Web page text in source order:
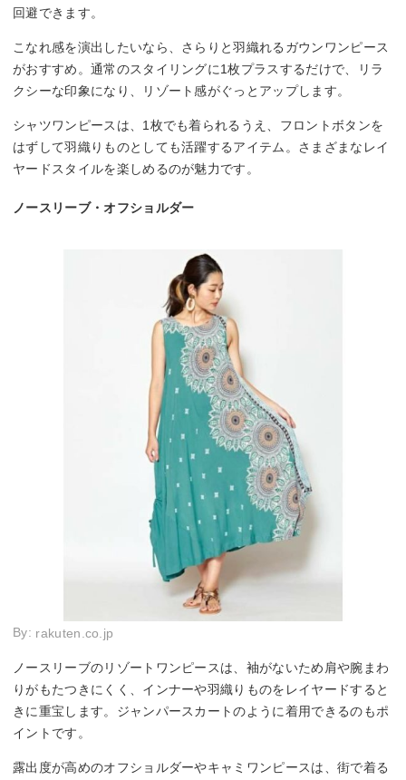
回避できます。
こなれ感を演出したいなら、さらりと羽織れるガウンワンピース
がおすすめ。通常のスタイリングに1枚プラスするだけで、リラ
クシーな印象になり、リゾート感がぐっとアップします。
シャツワンピースは、1枚でも着られるうえ、フロントボタンを
はずして羽織りものとしても活躍するアイテム。さまざまなレイ
ヤードスタイルを楽しめるのが魅力です。
ノースリーブ・オフショルダー
By: rakuten.co.jp
ノースリーブのリゾートワンピースは、袖がないため肩や腕まわ
りがもたつきにくく、インナーや羽織りものをレイヤードすると
きに重宝します。ジャンパースカートのように着用できるのもポ
イントです。
露出度が高めのオフショルダーやキャミワンピースは、街で着る